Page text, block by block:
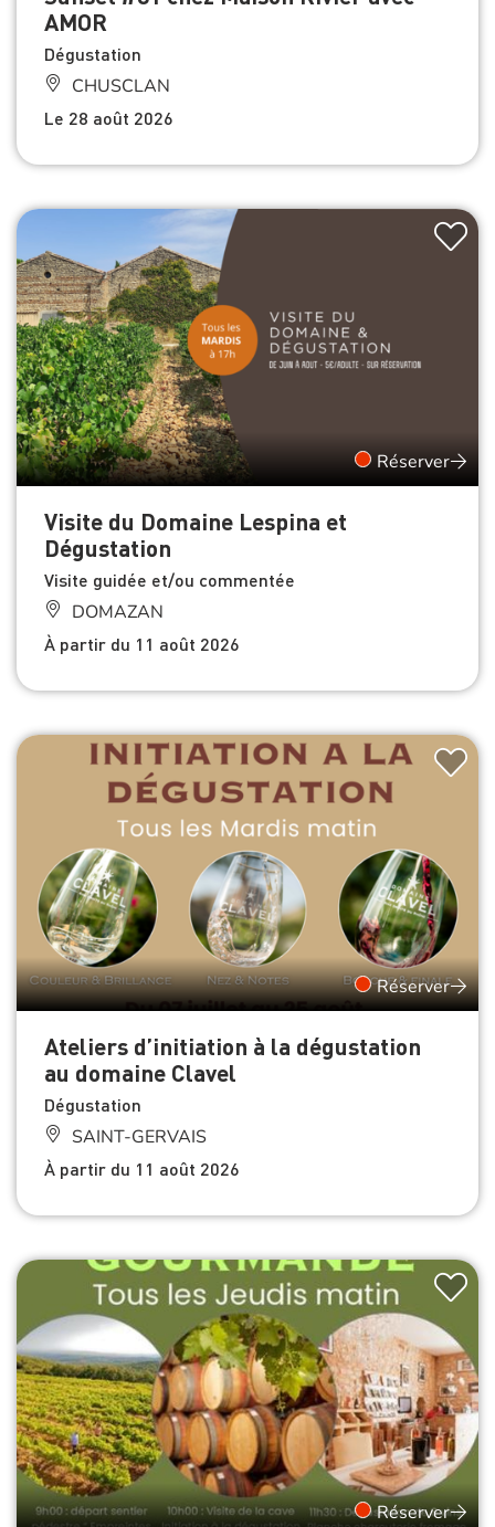
AMOR
Dégustation
CHUSCLAN
Le 28 août 2026
Réserver
Visite du Domaine Lespina et
Dégustation
Visite guidée et/ou commentée
DOMAZAN
À partir du 11 août 2026
Réserver
Ateliers d’initiation à la dégustation
au domaine Clavel
Dégustation
SAINT-GERVAIS
À partir du 11 août 2026
Réserver